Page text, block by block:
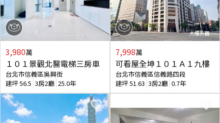
3,980萬
１０１景觀北醫電梯三房車
台北市信義區吳興街
建坪56.5 3房2廳 25.0年
7,998萬
可看屋全坤１０１Ａ１九樓
台北市信義區信義路四段
建坪51.63 3房2廳 0.7年